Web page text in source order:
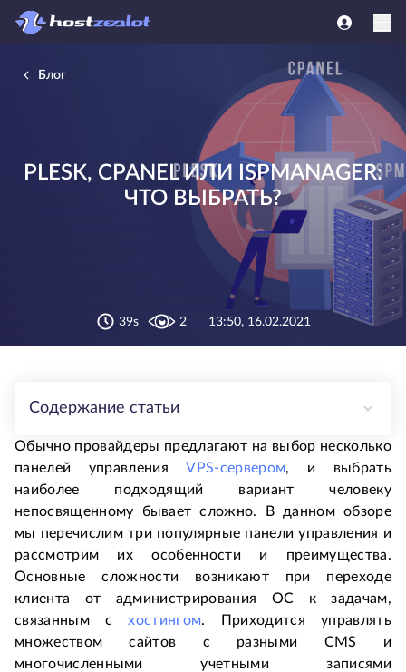
Блог
PLESK, CPANEL ИЛИ ISPMANAGER:
ЧТО ВЫБРАТЬ?
39s 2 13:50, 16.02.2021
Содержание статьи
Обычно провайдеры предлагают на выбор несколько
панелей управленияVPS-сервером, и выбрать
наиболее подходящий вариант человеку
непосвященному бывает сложно. В данном обзоре
мы перечислим три популярные панели управления и
рассмотрим их особенности и преимущества.
Основные сложности возникают при переходе
клиента от администрирования ОС к задачам,
связанным схостингом. Приходится управлять
множеством сайтов с разными CMS и
многочисленными учетными записями